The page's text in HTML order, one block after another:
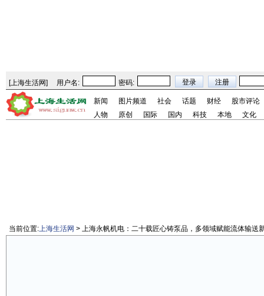
[上海生活网] 用户名: 密码:
新闻 图片频道 社会 话题 财经
股市评论
人物
原创 国际 国内 科技 本地 文化
当前位置:上海生活网 > 上海永帆机电：二十载匠心铸泵品，多领域赋能流体输送